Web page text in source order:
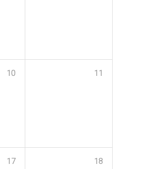
10 11
17 18